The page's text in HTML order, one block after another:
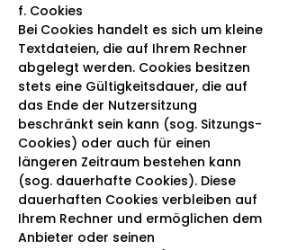
f. Cookies
Bei Cookies handelt es sich um kleine
Textdateien, die auf Ihrem Rechner
abgelegt werden. Cookies besitzen
stets eine Gültigkeitsdauer, die auf
das Ende der Nutzersitzung
beschränkt sein kann (sog. Sitzungs-
Cookies) oder auch für einen
längeren Zeitraum bestehen kann
(sog. dauerhafte Cookies). Diese
dauerhaften Cookies verbleiben auf
Ihrem Rechner und ermöglichen dem
Anbieter oder seinen